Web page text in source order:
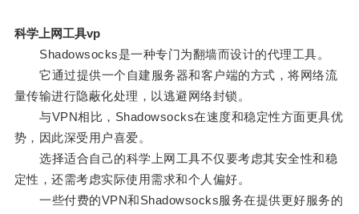
科学上网工具vp
Shadowsocks是一种专门为翻墙而设计的代理工具。
它通过提供一个自建服务器和客户端的方式，将网络流
量传输进行隐蔽化处理，以逃避网络封锁。
与VPN相比，Shadowsocks在速度和稳定性方面更具优
势，因此深受用户喜爱。
选择适合自己的科学上网工具不仅要考虑其安全性和稳
定性，还需考虑实际使用需求和个人偏好。
一些付费的VPN和Shadowsocks服务在提供更好服务的